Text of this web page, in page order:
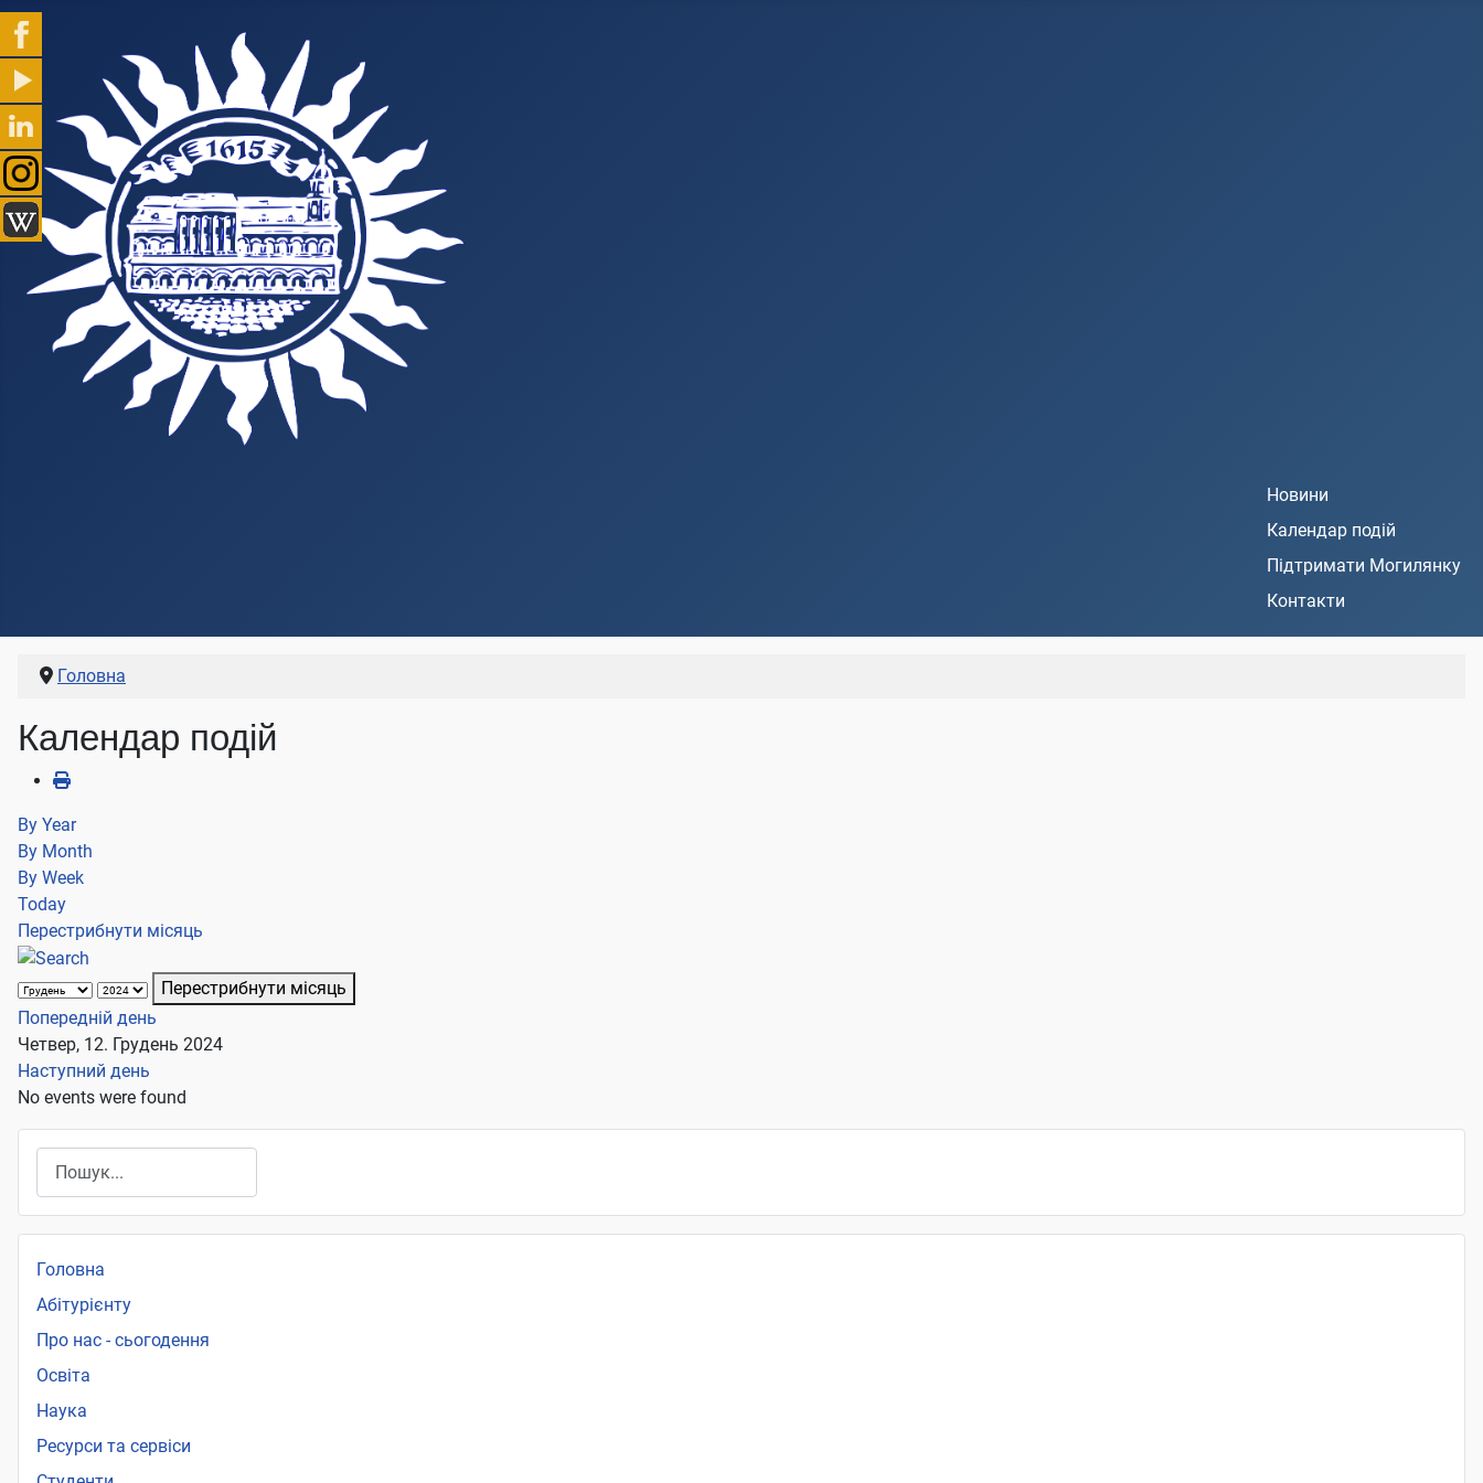
Новини
Календар подій
Підтримати Могилянку
Контакти
Головна
Календар подій
By Year
By Month
By Week
Today
Перестрибнути місяць
Перестрибнути місяць
Попередній день
Четвер, 12. Грудень 2024
Наступний день
No events were found
Головна
Абітурієнту
Про нас - сьогодення
Освіта
Наука
Ресурси та сервіси